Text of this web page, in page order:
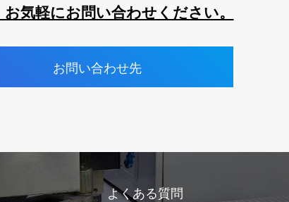
気軽にお問い合わせください。
お問い合わせ先
よくある質問